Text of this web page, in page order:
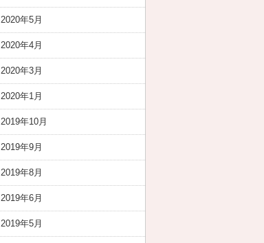
2020年5月
2020年4月
2020年3月
2020年1月
2019年10月
2019年9月
2019年8月
2019年6月
2019年5月